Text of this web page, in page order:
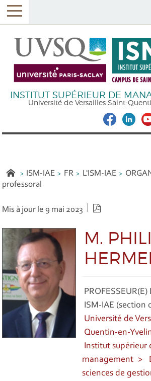
INSTITUT SUPÉRIEUR DE
Université de Versailles Saint-
ISM-IAE FR L'ISM-IAE
professoral
Mis à jour le 9 mai 2023
M.
PROFESSEUR(E)
ISM-IAE (section
Université de
Quentin-en-
Institut supérieur
management
sciences de